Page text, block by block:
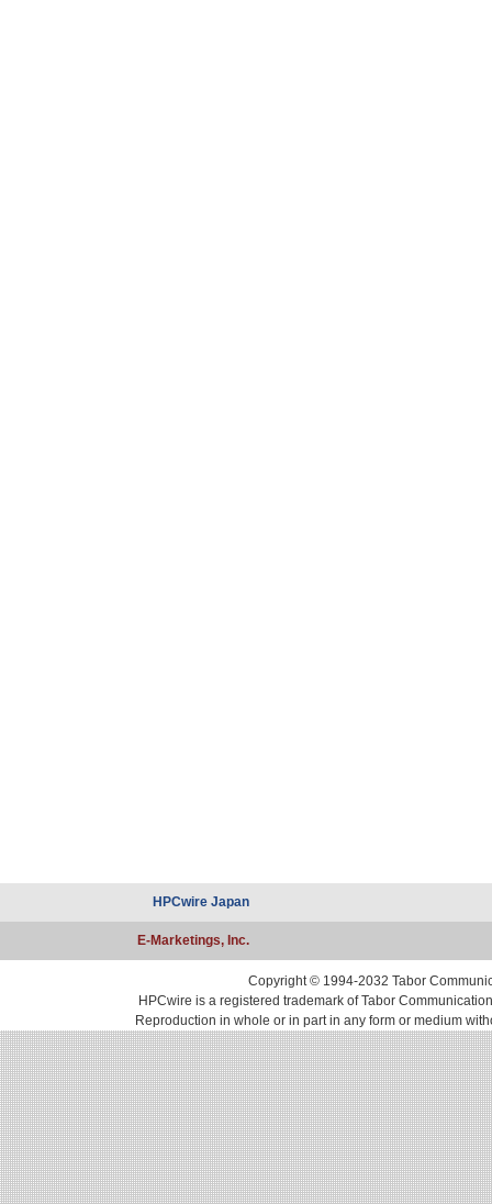
HPCwire Japan
E-Marketings, Inc.
Copyright © 1994-2032 Tabor
HPCwire is a registered trademark of Tabor
Reproduction in whole or in part in any form or medium